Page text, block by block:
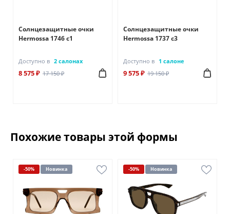
Солнцезащитные очки
Hermossa 1746 с1
Доступно в 2 салонах
8 575 ₽ 17 150 ₽
Солнцезащитные очки
Hermossa 1737 с3
Доступно в 1 салоне
9 575 ₽ 19 150 ₽
Похожие товары этой формы
-50% Новинка -50% Новинка